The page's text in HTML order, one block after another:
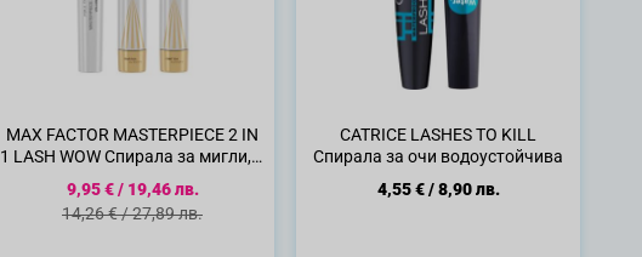
MAX FACTOR MASTERPIECE 2 IN
1 LASH WOW Спирала за мигли, 7
Специална цена
9,95 €/ 19,46 лв.
Стандартна цена
14,26 €/27,89 лв.
CATRICE LASHES TO KILL
Спирала за очи водоустойчива
4,55 €/8,90 лв.